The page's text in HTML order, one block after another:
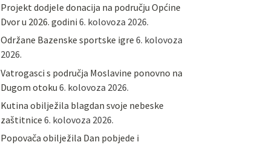
Projekt dodjele donacija na području Općine
Dvor u 2026. godini 6. kolovoza 2026.
Održane Bazenske sportske igre 6. kolovoza
2026.
Vatrogasci s područja Moslavine ponovno na
Dugom otoku 6. kolovoza 2026.
Kutina obilježila blagdan svoje nebeske
zaštitnice 6. kolovoza 2026.
Popovača obilježila Dan pobjede i